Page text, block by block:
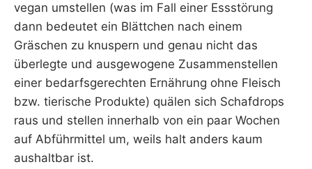
vegan umstellen (was im Fall einer Essstörung
dann bedeutet ein Blättchen nach einem
Gräschen zu knuspern und genau nicht das
überlegte und ausgewogene Zusammenstellen
einer bedarfsgerechten Ernährung ohne Fleisch
bzw. tierische Produkte) quälen sich Schafdrops
raus und stellen innerhalb von ein paar Wochen
auf Abführmittel um, weils halt anders kaum
aushaltbar ist.